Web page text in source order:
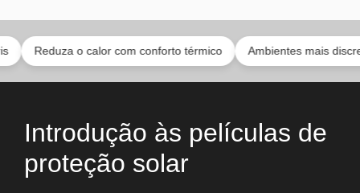
o calor com conforto térmico Ambientes mais discretos com
Introdução às películas de
proteção solar